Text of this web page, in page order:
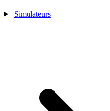
Simulateurs